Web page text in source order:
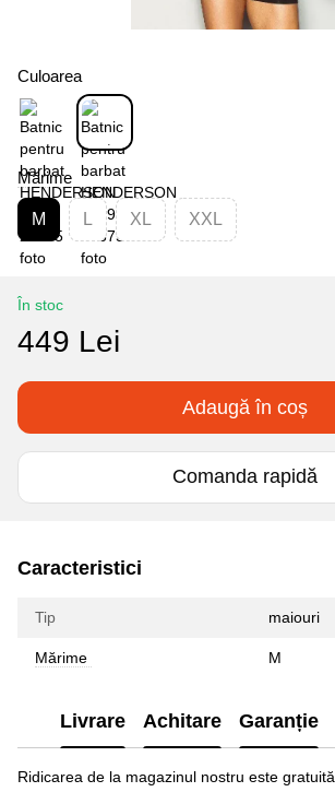
Culoarea
Mărime
M L XL XXL
În stoc
449 Lei
Adaugă în coș
Comanda rapidă
Caracteristici
Tip maiouri
Mărime M
Livrare Achitare Garanție
Ridicarea de la magazinul nostru este gratuită.